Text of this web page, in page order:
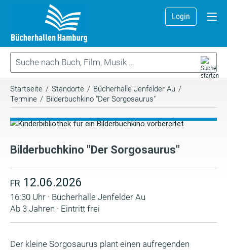
Login
Startseite / Standorte / Bücherhalle Jenfelder Au /
Termine / Bilderbuchkino "Der Sorgosaurus"
Bilderbuchkino "Der Sorgosaurus"
FR 12.06.2026
16:30 Uhr · Bücherhalle Jenfelder Au
Ab 3 Jahren · Eintritt frei
Der kleine Sorgosaurus plant einen aufregenden